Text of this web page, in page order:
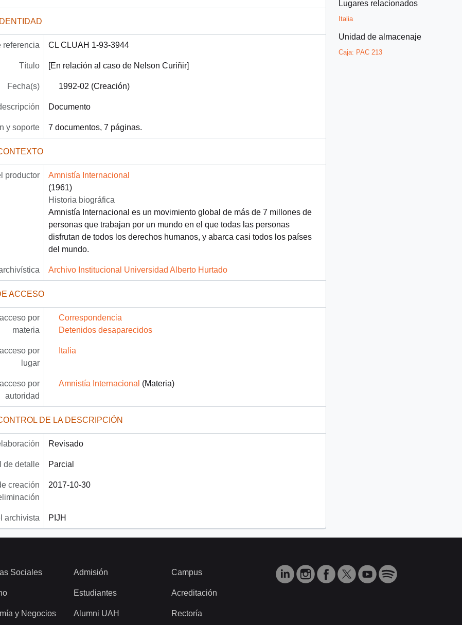
referencia CL CLUAH 1-93-3944
Título [En relación al caso de Nelson Curiñir]
Fecha(s) 1992-02 (Creación)
Documento
y soporte 7 documentos, 7 páginas.
productor
Amnistía Internacional
(1961)
Historia biográfica
Amnistía Internacional es un movimiento global de más de 7 millones de
personas que trabajan por un mundo en el que todas las personas
disfrutan de todos los derechos humanos, y abarca casi todos los países
del mundo.
Archivo Institucional Universidad Alberto Hurtado
ACCESO
por
materia
Correspondencia
Detenidos desaparecidos
por
lugar
Italia
por
autoridad
Amnistía Internacional (Materia)
DE LA DESCRIPCIÓN
Revisado
de detalle Parcial
creación
2017-10-30
archivista PIJH
Lugares relacionados
Italia
Unidad de almacenaje
Caja: PAC 213
Sociales
y Negocios
Admisión
Estudiantes
Alumni UAH
Campus
Acreditación
Rectoría